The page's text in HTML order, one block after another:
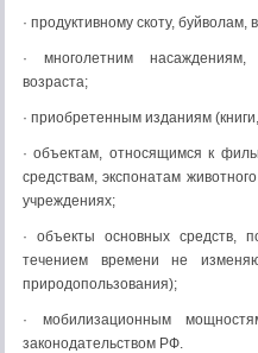
· продуктивному скоту,
· многолетним насаждениям,
возраста;
· приобретенным изданиям
· объектам, относящимся к
средствам, экспонатам
учреждениях;
· объекты основных средств,
течением времени не
природопользования);
· мобилизационным
законодательством РФ.